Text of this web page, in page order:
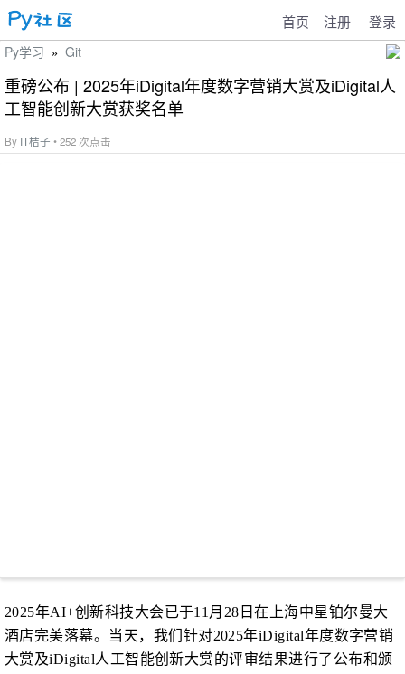
首页 注册 登录
Py学习 » Git
重磅公布 | 2025年iDigital年度数字营销大赏及iDigital人
工智能创新大赏获奖名单
By IT桔子 • 252 次点击
2025年AI+创新科技大会已于11月28日在上海中星铂尔曼大
酒店完美落幕。当天，我们针对2025年iDigital年度数字营销
大赏及iDigital人工智能创新大赏的评审结果进行了公布和颁